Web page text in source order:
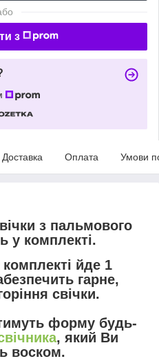
з
Доставка Оплата Умови
з пальмового
у комплекті.
йде 1
гарне,
свічки.
форму будь-
, який Ви
воском.